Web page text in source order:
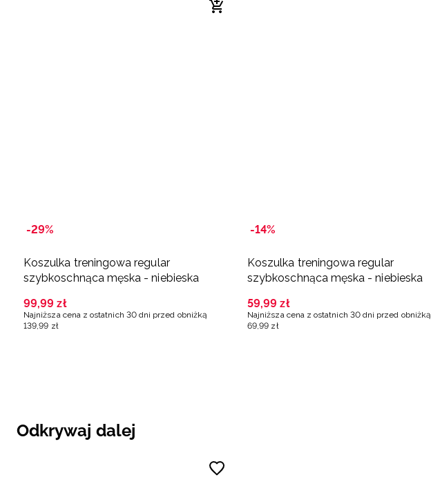
-29%
Koszulka treningowa regular
szybkoschnąca męska - niebieska
99,99 zł
Najniższa cena z ostatnich 30 dni przed obniżką
139,99 zł
-14%
Koszulka treningowa regular
szybkoschnąca męska - niebieska
59,99 zł
Najniższa cena z ostatnich 30 dni przed obniżką
69,99 zł
Odkrywaj dalej